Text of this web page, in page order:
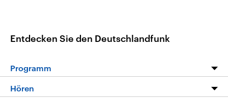
Entdecken Sie den Deutschlandfunk
Programm
Hören